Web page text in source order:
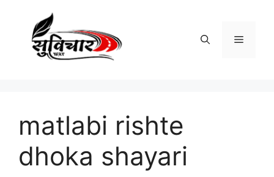
content
Menu
matlabi rishte
dhoka shayari